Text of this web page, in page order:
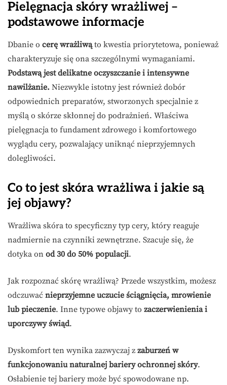
Pielęgnacja skóry wrażliwej –
podstawowe informacje
Dbanie o cerę wrażliwąto kwestia priorytetowa, ponieważ
charakteryzuje się ona szczególnymi wymaganiami.
Podstawą jest delikatne oczyszczanie i intensywne
nawilżanie. Niezwykle istotny jest również dobór
odpowiednich preparatów, stworzonych specjalnie z
myślą o skórze skłonnej do podrażnień. Właściwa
pielęgnacja to fundament zdrowego i komfortowego
wyglądu cery, pozwalający uniknąć nieprzyjemnych
dolegliwości.
Co to jest skóra wrażliwa i jakie są
jej objawy?
Wrażliwa skóra to specyficzny typ cery, który reaguje
nadmiernie na czynniki zewnętrzne. Szacuje się, że
dotyka on od 30 do 50% populacji.
Jak rozpoznać skórę wrażliwą? Przede wszystkim, możesz
odczuwać nieprzyjemne uczucie ściągnięcia, mrowienie
lub pieczenie. Inne typowe objawy to zaczerwienienia i
uporczywy świąd.
Dyskomfort ten wynika zazwyczaj z zaburzeń w
funkcjonowaniu naturalnej bariery ochronnej skóry.
Osłabienie tej bariery może być spowodowane np.